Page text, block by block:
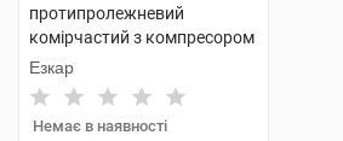
протипролежневий
комірчастий з компресором
1 шт
Езкар
Немає в наявності